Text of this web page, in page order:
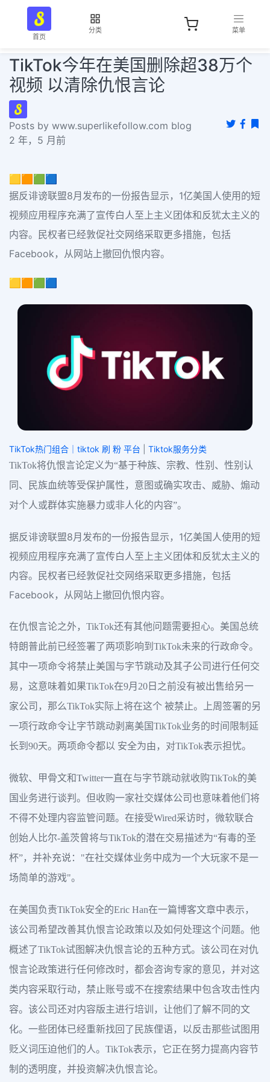
首页
分类 菜单
TikTok今年在美国删除超38万个
视频 以清除仇恨言论
Posts by www.superlikefollow.com blog
2 年，5 月前
🟨🟧🟩🟦
据反诽谤联盟8月发布的一份报告显示，1亿美国人使用的短
视频应用程序充满了宣传白人至上主义团体和反犹太主义的
内容。民权者已经敦促社交网络采取更多措施，包括
Facebook，从网站上撤回仇恨内容。
🟨🟧🟩🟦
TikTok热门组合｜tiktok 刷 粉 平台
Tiktok服务分类
TikTok将仇恨言论定义为“基于种族、宗教、性别、性别认
同、民族血统等受保护属性，意图或确实攻击、威胁、煽动
对个人或群体实施暴力或非人化的内容”。
据反诽谤联盟8月发布的一份报告显示，1亿美国人使用的短
视频应用程序充满了宣传白人至上主义团体和反犹太主义的
内容。民权者已经敦促社交网络采取更多措施，包括
Facebook，从网站上撤回仇恨内容。
在仇恨言论之外，TikTok还有其他问题需要担心。美国总统
特朗普此前已经签署了两项影响到TikTok未来的行政命令。
其中一项命令将禁止美国与字节跳动及其子公司进行任何交
易，这意味着如果TikTok在9月20日之前没有被出售给另一
家公司，那么TikTok实际上将在这个 被禁止。上周签署的另
一项行政命令让字节跳动剥离美国TikTok业务的时间限制延
长到90天。两项命令都以 安全为由，对TikTok表示担忧。
微软、甲骨文和Twitter一直在与字节跳动就收购TikTok的美
国业务进行谈判。但收购一家社交媒体公司也意味着他们将
不得不处理内容监管问题。在接受Wired采访时，微软联合
创始人比尔-盖茨曾将与TikTok的潜在交易描述为“有毒的圣
杯”，并补充说："在社交媒体业务中成为一个大玩家不是一
场简单的游戏"。
在美国负责TikTok安全的Eric Han在一篇博客文章中表示，
该公司希望改善其仇恨言论政策以及如何处理这个问题。他
概述了TikTok试图解决仇恨言论的五种方式。该公司在对仇
恨言论政策进行任何修改时，都会咨询专家的意见，并对这
类内容采取行动，禁止账号或不在搜索结果中包含攻击性内
容。该公司还对内容版主进行培训，让他们了解不同的文
化。一些团体已经重新找回了民族俚语，以反击那些试图用
贬义词压迫他们的人。TikTok表示，它正在努力提高内容节
制的透明度，并投资解决仇恨言论。